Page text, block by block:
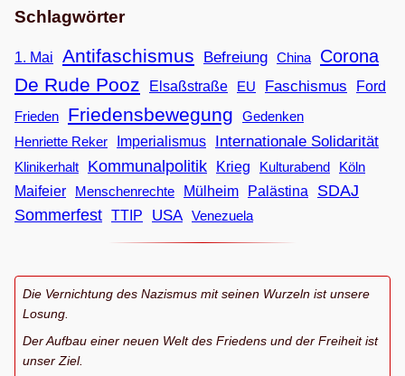
Schlagwörter
1. Mai Antifaschismus Befreiung China Corona
De Rude Pooz Elsaßstraße EU Faschismus
Ford
Frieden
Friedensbewegung
Gedenken
Henriette Reker
Imperialismus Internationale Solidarität
Klinikerhalt Kommunalpolitik Krieg Kulturabend
Köln
Maifeier
Menschenrechte Mülheim Palästina
SDAJ
Sommerfest TTIP USA Venezuela
Die Vernichtung des Nazismus mit seinen Wurzeln ist unsere
Losung.
Der Aufbau einer neuen Welt des Friedens und der Freiheit ist
unser Ziel.